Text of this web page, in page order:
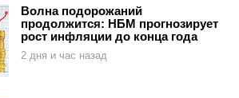
Волна подорожаний
продолжится: НБМ прогнозирует
рост инфляции до конца года
2 дня и час назад